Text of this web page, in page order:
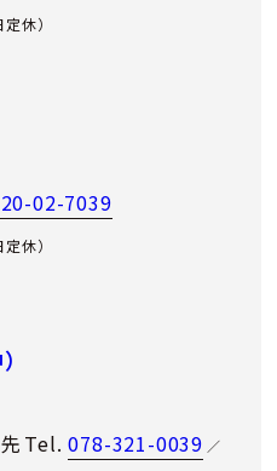
休）
02-7039
休）
Tel.078-321-0039 ／